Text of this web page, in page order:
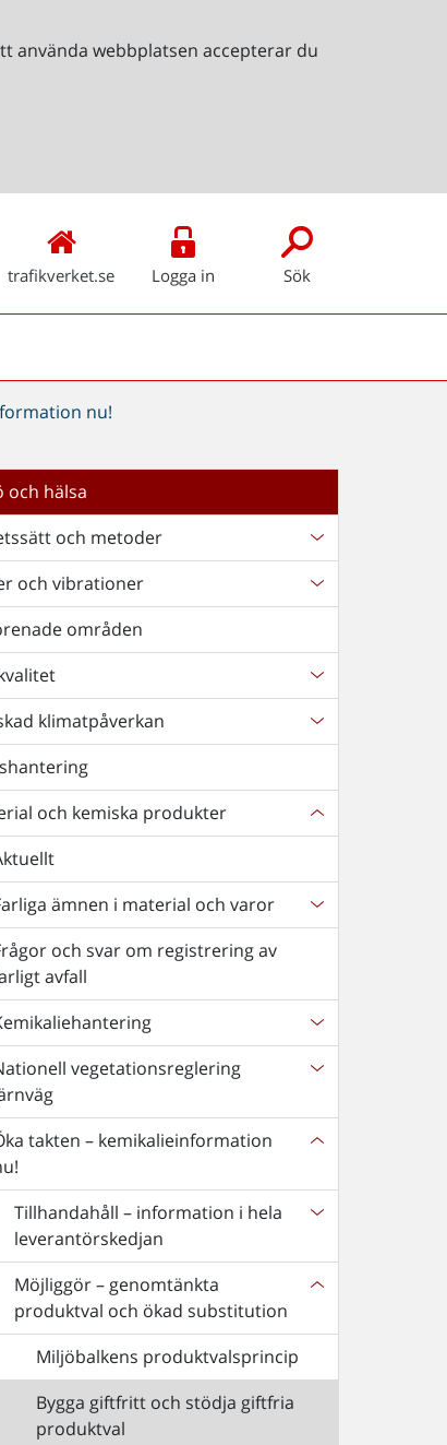
använda webbplatsen accepterar du
trafikverket.se Logga in Sök
nu!
och hälsa
och metoder
och vibrationer
områden
klimatpåverkan
och kemiska produkter
ämnen i material och varor
och svar om registrering av
avfall
vegetationsreglering
takten – kemikalieinformation
Tillhandahåll – information i hela
leverantörskedjan
Möjliggör – genomtänkta
produktval och ökad substitution
Miljöbalkens produktvalsprincip
Bygga giftfritt och stödja giftfria
produktval